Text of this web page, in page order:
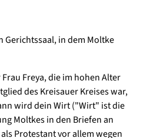
Gerichtssaal, in dem Moltke
Freya, die im hohen Alter
des Kreisauer Kreises war,
wird dein Wirt ("Wirt" ist die
Moltkes in den Briefen an
Protestant vor allem wegen